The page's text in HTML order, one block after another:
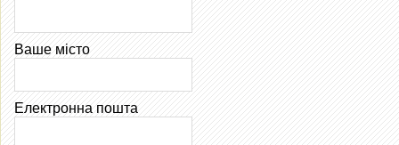
Ваше місто
Електронна пошта